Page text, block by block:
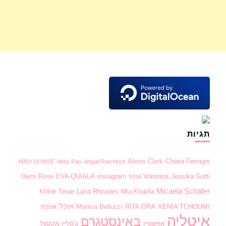
תגיות
ABBY DOWSE Abby Rao Abigail Ratchford Alexis Clark Chiara Ferragni
Demi Rose EVA QUIALA instagram Irina Voronina Jessika Gotti
Khloë Terae Lana Rhoades Mia Khalifa Micaela Schäfer
Monica Bellucci RITA ORA XENIA TCHOUMI אוכל אופנה
איטליה אפשטיין באינסטגרם ג'סליין מקסוול